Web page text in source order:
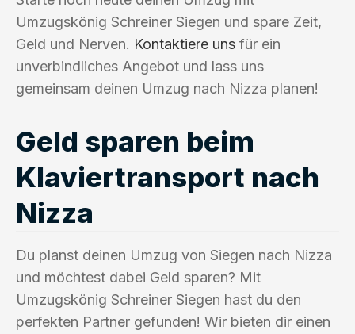
Umzugskönig Schreiner Siegen und spare Zeit,
Geld und Nerven. Kontaktiere uns für ein
unverbindliches Angebot und lass uns
gemeinsam deinen Umzug nach Nizza planen!
Geld sparen beim
Klaviertransport nach
Nizza
Du planst deinen Umzug von Siegen nach Nizza
und möchtest dabei Geld sparen? Mit
Umzugskönig Schreiner Siegen hast du den
perfekten Partner gefunden! Wir bieten dir einen